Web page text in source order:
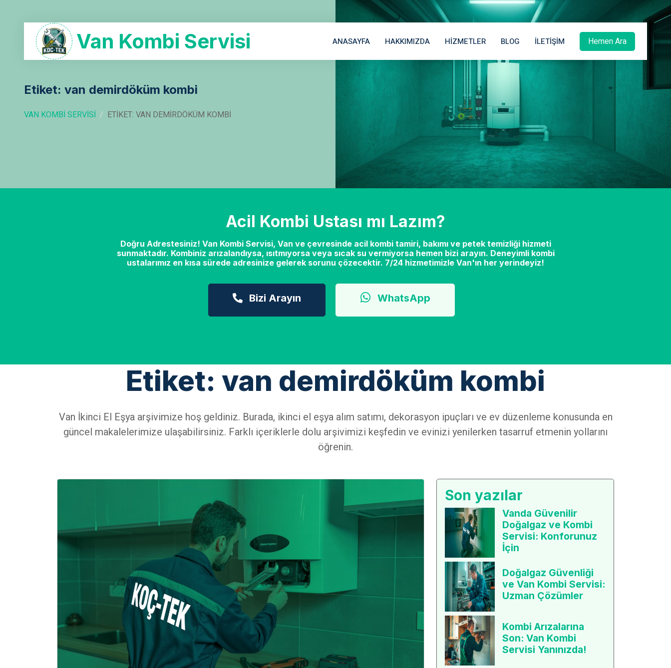
Van Kombi Servisi ANASAYFA HAKKIMIZDA HIZMETLER BLOG İLETIŞIM Hemen Ara
Etiket: van demirdöküm kombi
VAN KOMBI SERVISI ETIKET: VAN DEMIRDÖKÜM KOMBI
Acil Kombi Ustası mı Lazım?
Doğru Adrestesiniz! Van Kombi Servisi, Van ve çevresinde acil kombi tamiri, bakımı ve petek temizliği hizmeti
sunmaktadır. Kombiniz arızalandıysa, ısıtmıyorsa veya sıcak su vermiyorsa hemen bizi arayın. Deneyimli kombi
ustalarımız en kısa sürede adresinize gelerek sorunu çözecektir. 7/24 hizmetimizle Van'ın her yerindeyiz!
Bizi Arayın WhatsApp
Etiket: van demirdöküm kombi
Van İkinci El Eşya arşivimize hoş geldiniz. Burada, ikinci el eşya alım satımı, dekorasyon ipuçları ve ev düzenleme konusunda en
güncel makalelerimize ulaşabilirsiniz. Farklı içeriklerle dolu arşivimizi keşfedin ve evinizi yenilerken tasarruf etmenin yollarını
öğrenin.
Son yazılar
Vanda Güvenilir
Doğalgaz ve Kombi
Servisi: Konforunuz
İçin
Doğalgaz Güvenliği
ve Van Kombi Servisi:
Uzman Çözümler
Kombi Arızalarına
Son: Van Kombi
Servisi Yanınızda!